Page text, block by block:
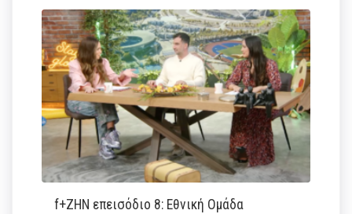
f+ΖΗΝ επεισόδιο 8: Εθνική Ομάδα